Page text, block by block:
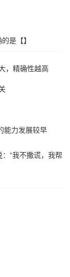
是【】
，精确性越高
能力发展较早
“我不撒谎，我帮